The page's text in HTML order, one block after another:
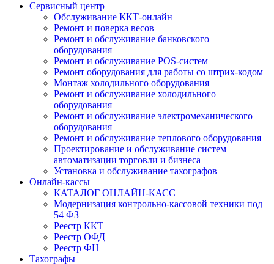
Сервисный центр
Обслуживание ККТ-онлайн
Ремонт и поверка весов
Ремонт и обслуживание банковского
оборудования
Ремонт и обслуживание POS-систем
Ремонт оборудования для работы со штрих-кодом
Монтаж холодильного оборудования
Ремонт и обслуживание холодильного
оборудования
Ремонт и обслуживание электромеханического
оборудования
Ремонт и обслуживание теплового оборудования
Проектирование и обслуживание систем
автоматизации торговли и бизнеса
Установка и обслуживание тахографов
Онлайн-кассы
КАТАЛОГ ОНЛАЙН-КАСС
Модернизация контрольно-кассовой техники под
54 ФЗ
Реестр ККТ
Реестр ОФД
Реестр ФН
Тахографы